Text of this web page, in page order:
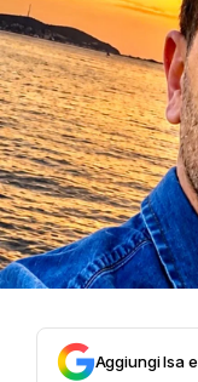
Aggiungi Isa